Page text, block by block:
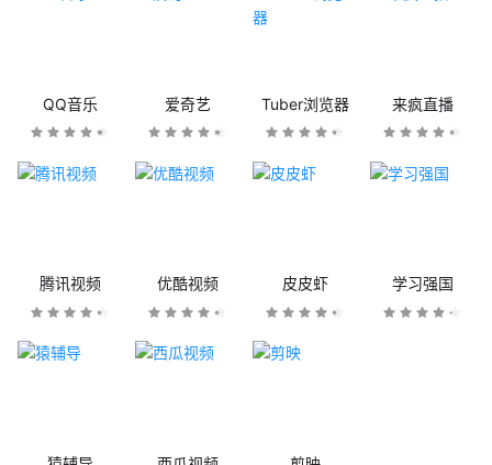
QQ音乐 爱奇艺 Tuber浏览器 来疯直播
腾讯视频 优酷视频 皮皮虾 学习强国